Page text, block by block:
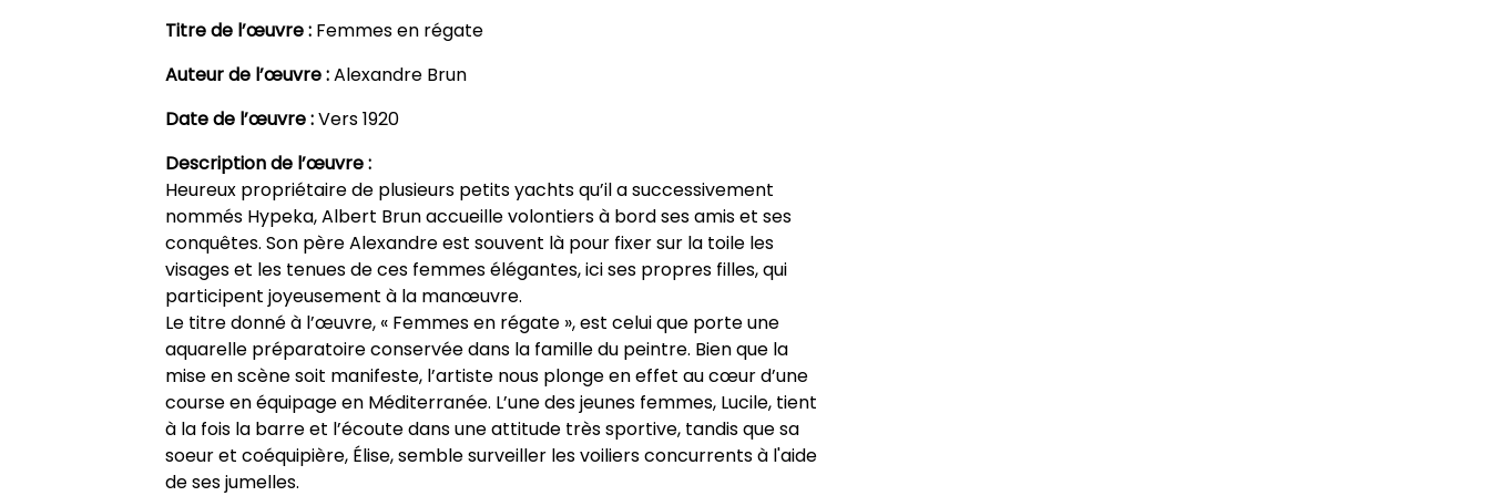
Titre de l’œuvre : Femmes en régate
Auteur de l’œuvre :Alexandre Brun
Date de l’œuvre :Vers 1920
Description de l’œuvre :
Heureux propriétaire de plusieurs petits yachts qu’il a successivement
nommés Hypeka, Albert Brun accueille volontiers à bord ses amis et ses
conquêtes. Son père Alexandre est souvent là pour fixer sur la toile les
visages et les tenues de ces femmes élégantes, ici ses propres filles, qui
participent joyeusement à la manœuvre.
Le titre donné à l’œuvre, « Femmes en régate », est celui que porte une
aquarelle préparatoire conservée dans la famille du peintre. Bien que la
mise en scène soit manifeste, l’artiste nous plonge en effet au cœur d’une
course en équipage en Méditerranée. L’une des jeunes femmes, Lucile, tient
à la fois la barre et l’écoute dans une attitude très sportive, tandis que sa
soeur et coéquipière, Élise, semble surveiller les voiliers concurrents à l'aide
de ses jumelles.